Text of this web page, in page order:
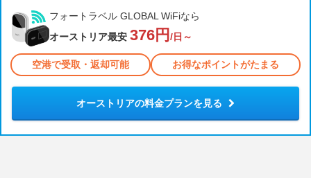
フォートラベル GLOBAL WiFiなら
オーストリア最安 376円 /日～
空港で受取・返却可能 お得なポイントがたまる
オーストリアの料金プランを見る